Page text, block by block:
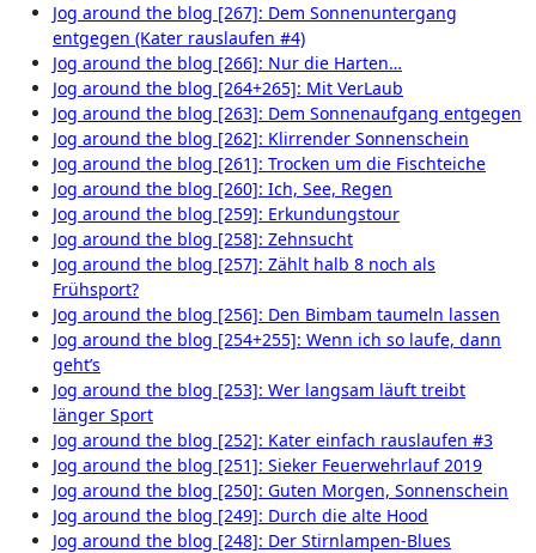
Jog around the blog [267]: Dem Sonnenuntergang
entgegen (Kater rauslaufen #4)
Jog around the blog [266]: Nur die Harten…
Jog around the blog [264+265]: Mit VerLaub
Jog around the blog [263]: Dem Sonnenaufgang entgegen
Jog around the blog [262]: Klirrender Sonnenschein
Jog around the blog [261]: Trocken um die Fischteiche
Jog around the blog [260]: Ich, See, Regen
Jog around the blog [259]: Erkundungstour
Jog around the blog [258]: Zehnsucht
Jog around the blog [257]: Zählt halb 8 noch als
Frühsport?
Jog around the blog [256]: Den Bimbam taumeln lassen
Jog around the blog [254+255]: Wenn ich so laufe, dann
geht’s
Jog around the blog [253]: Wer langsam läuft treibt
länger Sport
Jog around the blog [252]: Kater einfach rauslaufen #3
Jog around the blog [251]: Sieker Feuerwehrlauf 2019
Jog around the blog [250]: Guten Morgen, Sonnenschein
Jog around the blog [249]: Durch die alte Hood
Jog around the blog [248]: Der Stirnlampen-Blues